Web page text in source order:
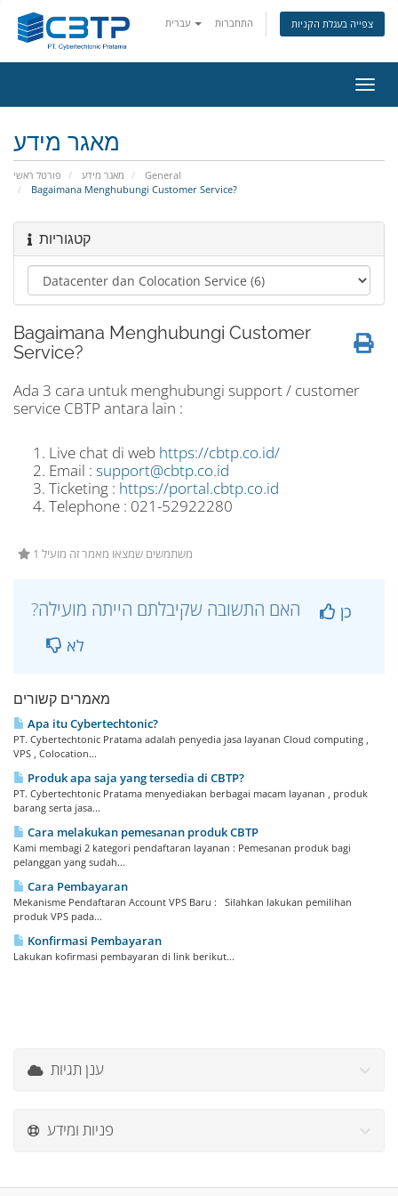
התחברות צפייה בעגלת הקניות
ניווט
מאגר מידע
פורטל ראשי מאגר מידע
General
Bagaimana Menghubungi Customer Service?
קטגוריות
Bagaimana Menghubungi Customer
Service?
Ada 3 cara untuk menghubungi support / customer
service CBTP antara lain :
Live chat di web https://cbtp.co.id/
Email : support@cbtp.co.id
Ticketing : https://portal.cbtp.co.id
Telephone : 021-52922280
1 משתמשים שמצאו מאמר זה מועיל
כן
לא
מאמרים קשורים
Apa itu Cybertechtonic?
PT. Cybertechtonic Pratama adalah penyedia jasa layanan Cloud computing ,
VPS , Colocation...
Produk apa saja yang tersedia di CBTP?
PT. Cybertechtonic Pratama menyediakan berbagai macam layanan , produk
barang serta jasa...
Cara melakukan pemesanan produk CBTP
Kami membagi 2 kategori pendaftaran layanan : Pemesanan produk bagi
pelanggan yang sudah...
Cara Pembayaran
Mekanisme Pendaftaran Account VPS Baru : Silahkan lakukan pemilihan
produk VPS pada...
Konfirmasi Pembayaran
Lakukan kofirmasi pembayaran di link berikut...
ענן תגיות
פניות ומידע